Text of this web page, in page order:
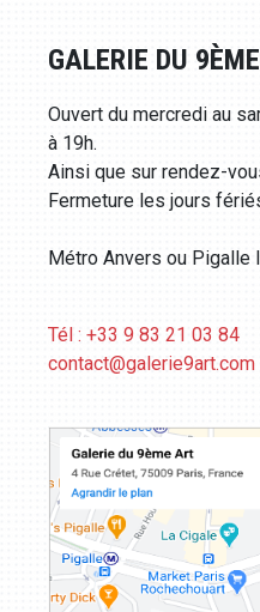
GALERIE DU
Ouvert du mercredi au
à 19h.
Ainsi que sur rendez-
Fermeture les jours
Métro Anvers ou Pigalle
Tél : +33 9 83 21 03 84
contact@galerie9art.com